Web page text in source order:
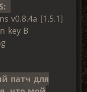
v0.8.4a [1.5.1]
key B
патч для